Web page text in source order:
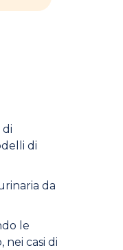
di
da
le
nei casi di